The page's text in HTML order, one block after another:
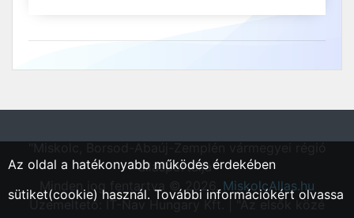
állásportálja"
Minden jog fentartva © 2026.MiskolcAllas.hu
Üzemeltető: IT-Nav Hungary Kft. | "Az elsők közé
Az oldal a hatékonyabb működés érdekében
sütiket(cookie) használ. További információkért olvassa